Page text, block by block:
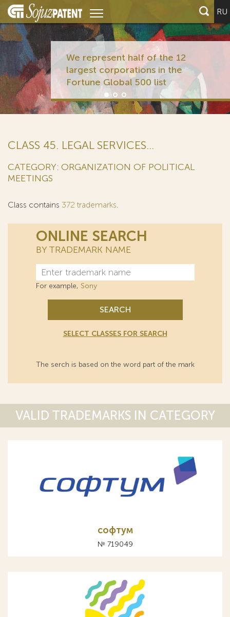
RU
We represent half of the 12
largest corporations in the
Fortune Global 500 list
CLASS 45. LEGAL SERVICES...
CATEGORY: ORGANIZATION OF POLITICAL
MEETINGS
Class contains 372 trademarks.
ONLINE SEARCH
BY TRADEMARK NAME
For example, Sony
SEARCH
SELECT CLASSES FOR SEARCH
The serch is based on the word part of the mark
VALID TRADEMARKS IN CATEGORY
софтум
№ 719049